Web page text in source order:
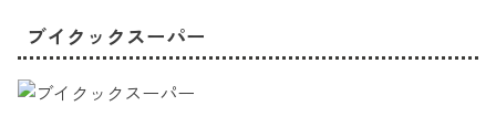
ブイクックスーパー